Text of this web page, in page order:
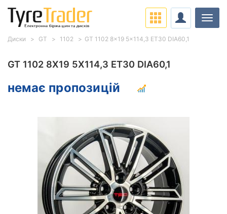
GT 1102 8X19 5X114,3 ET30 DIA60,1
немає пропозицій
Диски GT 1102 GT 1102 8x19 5x114,3 ET30 DIA60,1